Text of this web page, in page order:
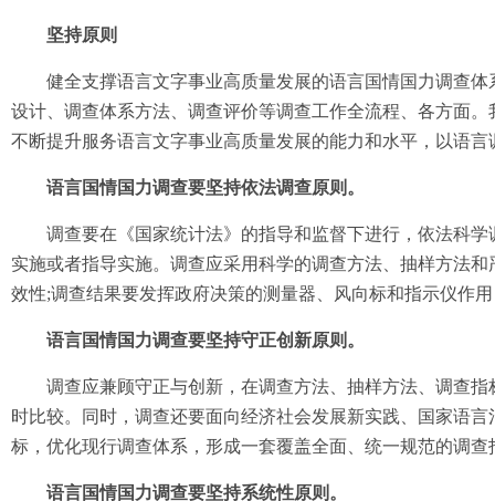
坚持原则
健全支撑语言文字事业高质量发展的语言国情国力调查体
设计、调查体系方法、调查评价等调查工作全流程、各方面
不断提升服务语言文字事业高质量发展的能力和水平，以语
语言国情国力调查要坚持依法调查原则。
调查要在《国家统计法》的指导和监督下进行，依法科学
实施或者指导实施。调查应采用科学的调查方法、抽样方法
效性;调查结果要发挥政府决策的测量器、风向标和指示仪作
语言国情国力调查要坚持守正创新原则。
调查应兼顾守正与创新，在调查方法、抽样方法、调查指
时比较。同时，调查还要面向经济社会发展新实践、国家语
标，优化现行调查体系，形成一套覆盖全面、统一规范的调查
语言国情国力调查要坚持系统性原则。